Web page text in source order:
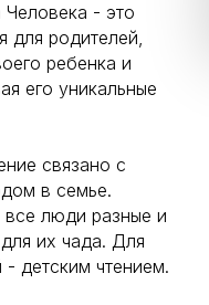
Человека - это
для родителей,
ребенка и
его уникальные
связано с
в семье.
все люди разные и
их чада. Для
- детским чтением.